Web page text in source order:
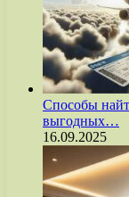
Способы
выгодных…
16.09.2025